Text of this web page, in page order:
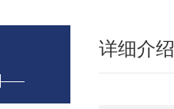
详细介绍